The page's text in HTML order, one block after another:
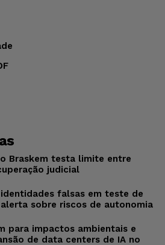
Braskem testa limite entre
judicial
falsas em teste de
sobre riscos de autonomia
para impactos ambientais e
de data centers de IA no